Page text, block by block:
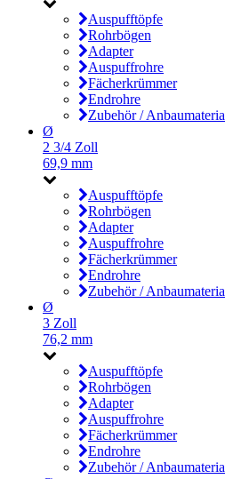
Auspufftöpfe
Rohrbögen
Adapter
Auspuffrohre
Fächerkrümmer
Endrohre
Zubehör /
Ø
2 3/4 Zoll
69,9 mm
Auspufftöpfe
Rohrbögen
Adapter
Auspuffrohre
Fächerkrümmer
Endrohre
Zubehör /
Ø
3 Zoll
76,2 mm
Auspufftöpfe
Rohrbögen
Adapter
Auspuffrohre
Fächerkrümmer
Endrohre
Zubehör /